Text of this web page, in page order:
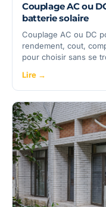
Couplage AC ou
batterie solaire
Couplage AC ou DC
rendement, cout,
pour choisir sans se
Lire →